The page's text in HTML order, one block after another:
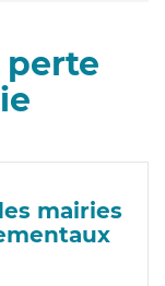
perte
mairies